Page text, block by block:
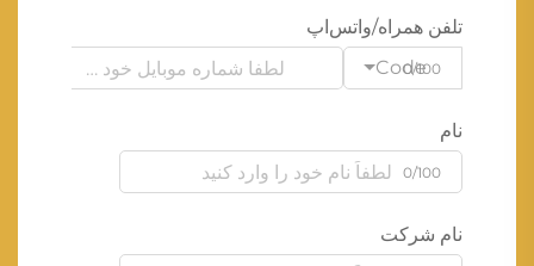
تلفن همراه/واتس‌اپ
Code
0/100
نام
0/100
نام شرکت